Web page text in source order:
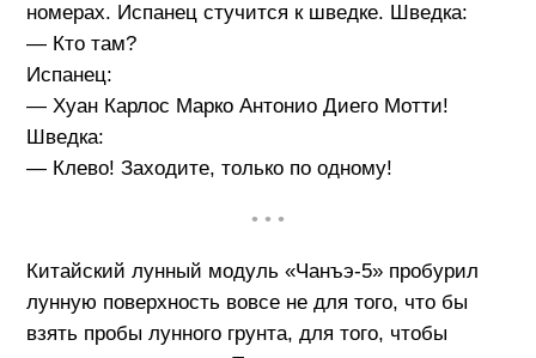
номерах. Испанец стучится к шведке. Шведка:
— Кто там?
Испанец:
— Хуан Карлос Марко Антонио Диего Мотти!
Шведка:
— Клево! Заходите, только по одному!
• • •
Китайский лунный модуль «Чанъэ-5» пробурил
лунную поверхность вовсе не для того, что бы
взять пробы лунного грунта, для того, чтобы